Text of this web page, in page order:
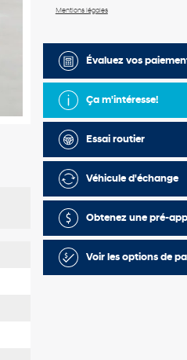
Mentions légales
Évaluez vos
Ça m'intéresse!
Essai routier
Véhicule d'échange
Obtenez une pré-
Voir les options de